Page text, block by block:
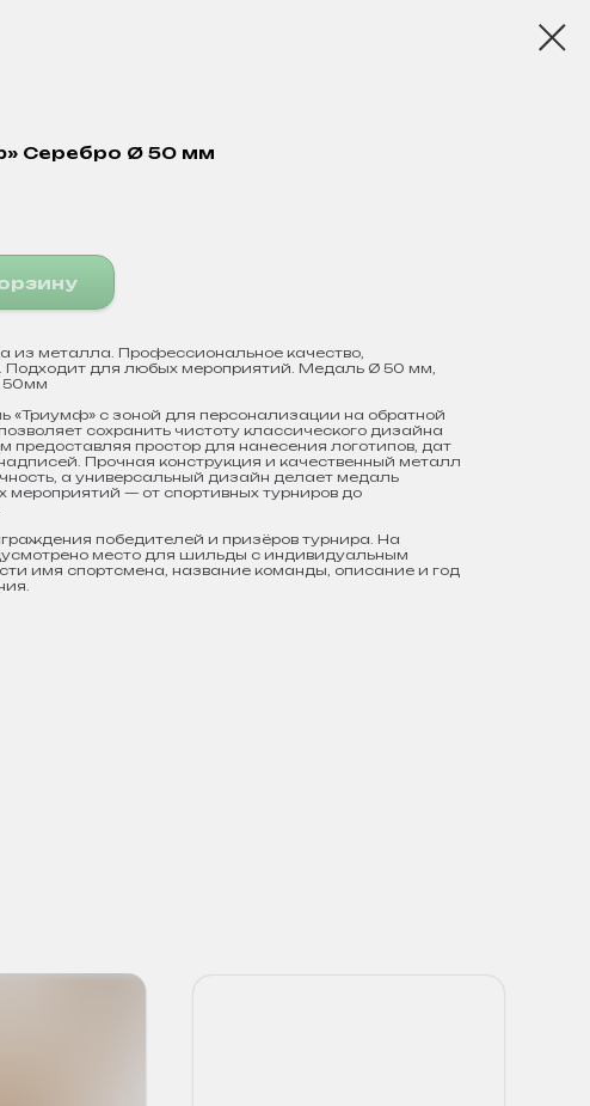
Серебро Ø 50 мм
из металла. Профессиональное качество,
Подходит для любых мероприятий. Медаль Ø 50 мм,
50мм
«Триумф» с зоной для персонализации на обратной
сохранить чистоту классического дизайна
предоставляя простор для нанесения логотипов, дат
Прочная конструкция и качественный металл
а универсальный дизайн делает медаль
— от спортивных турниров до
победителей и призёров турнира. На
место для шильды с индивидуальным
имя спортсмена, название команды, описание и год